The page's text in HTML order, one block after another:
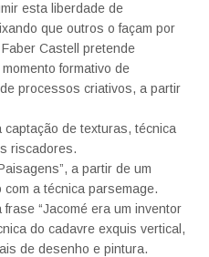
esta liberdade de
que outros o façam por
Castell pretende
formativo de
processos criativos, a partir
de texturas, técnica
riscadores.
a partir de um
a técnica parsemage.
“Jacomé era um inventor
do cadavre exquis vertical,
de desenho e pintura.